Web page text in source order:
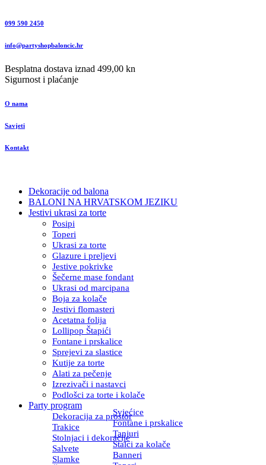
099 590 2450
info@partyshopbaloncic.hr
Besplatna dostava iznad 499,00 kn
Sigurnost i plaćanje
O nama
Savjeti
Kontakt
Dekoracije od balona
BALONI NA HRVATSKOM JEZIKU
Jestivi ukrasi za torte
Posipi
Toperi
Ukrasi za torte
Glazure i preljevi
Jestive pokrivke
Šečerne mase fondant
Ukrasi od marcipana
Boja za kolače
Jestivi flomasteri
Acetatna folija
Lollipop Štapići
Fontane i prskalice
Sprejevi za slastice
Kutije za torte
Alati za pečenje
Izrezivači i nastavci
Podlošci za torte i kolače
Party program
Dekoracija za prostor
Svjećice
Trakice
Fontane i prskalice
Stolnjaci i dekoracije
Tanjuri
Salvete
Stalci za kolače
Slamke
Banneri